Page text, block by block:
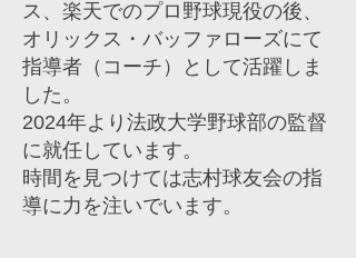
ス、楽天でのプロ野球現役の後、
オリックス・バッファローズにて
指導者（コーチ）として活躍しま
した。
2024年より法政大学野球部の監督
に就任しています。
時間を見つけては志村球友会の指
導に力を注いでいます。